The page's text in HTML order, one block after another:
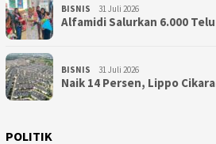
BISNIS 31 Juli 2026
Alfamidi Salurkan 6.000
BISNIS 31 Juli 2026
Naik 14 Persen, Lippo
POLITIK